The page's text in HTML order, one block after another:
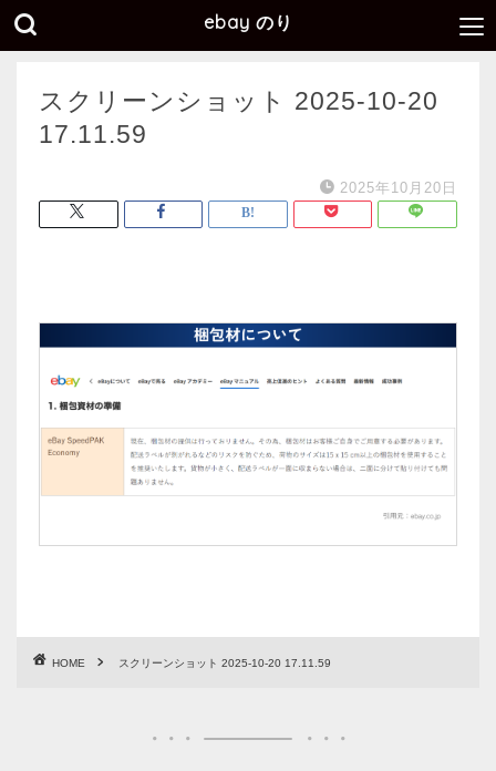
ebay のり
スクリーンショット 2025-10-20
17.11.59
2025年10月20日
HOME スクリーンショット 2025-10-20 17.11.59